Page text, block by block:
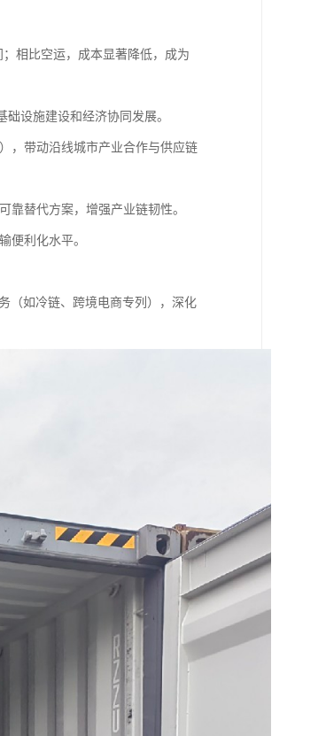
相比空运，成本显著降低，成为
设施建设和经济协同发展。
，带动沿线城市产业合作与供应链
靠替代方案，增强产业链韧性。
便利化水平。
（如冷链、跨境电商专列），深化